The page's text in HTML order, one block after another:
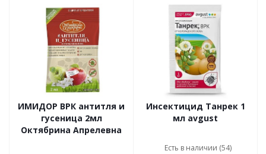
ИМИДОР ВРК антитля и
гусеница 2мл
Октябрина Апрелевна
Инсектицид Танрек 1
мл avgust
Есть в наличии (54)